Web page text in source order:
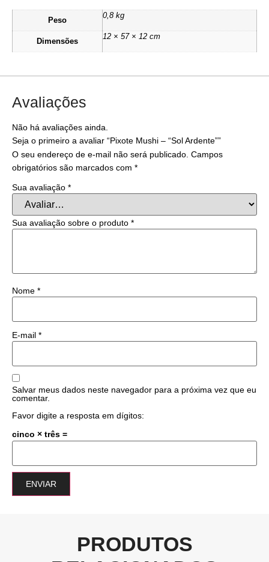
Peso
0,8 kg
Dimensões
12 × 57 × 12 cm
Avaliações
Não há avaliações ainda.
Seja o primeiro a avaliar “Pixote Mushi – “Sol Ardente””
O seu endereço de e-mail não será publicado. Campos
obrigatórios são marcados com *
Sua avaliação *
Sua avaliação sobre o produto *
Nome *
E-mail *
Salvar meus dados neste navegador para a próxima vez que eu
comentar.
Favor digite a resposta em dígitos:
cinco × três =
PRODUTOS